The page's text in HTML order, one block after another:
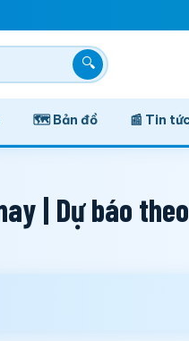
🔍
🗺️ Bản đồ 📰 Tin
| Dự báo